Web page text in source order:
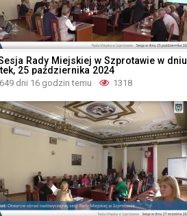
Rady Miejskiej w Szprotawie w dniu
25 października 2024
649 dni 16 godzin temu 1318